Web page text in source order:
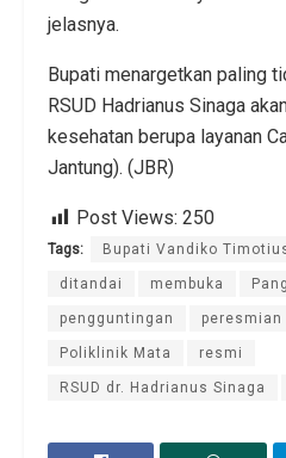
jelasnya.
Bupati menargetkan paling
RSUD Hadrianus Sinaga
kesehatan berupa layanan
Jantung). (JBR)
Post Views: 250
Tags: Bupati Vandiko
ditandai membuka
pengguntingan peresmian
Poliklinik Mata resmi
RSUD dr. Hadrianus Sinaga